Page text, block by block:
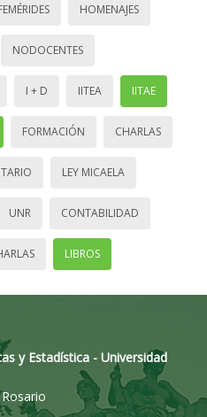
HOMENAJES
NODOCENTES
I + D IITEA IITAE
FORMACIÓN CHARLAS
LEY MICAELA
UNR CONTABILIDAD
LIBROS
y Estadística - Universidad